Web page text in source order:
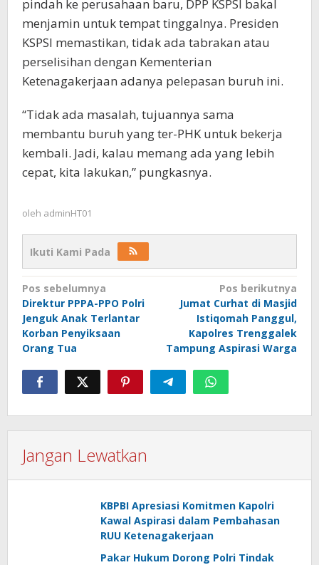
pindah ke perusahaan baru, DPP KSPSI bakal
menjamin untuk tempat tinggalnya. Presiden
KSPSI memastikan, tidak ada tabrakan atau
perselisihan dengan Kementerian
Ketenagakerjaan adanya pelepasan buruh ini.
“Tidak ada masalah, tujuannya sama
membantu buruh yang ter-PHK untuk bekerja
kembali. Jadi, kalau memang ada yang lebih
cepat, kita lakukan,” pungkasnya.
oleh adminHT01
Ikuti Kami Pada
Navigasi
pos
Pos sebelumnya
Direktur PPPA-PPO Polri
Jenguk Anak Terlantar
Korban Penyiksaan
Orang Tua
Pos berikutnya
Jumat Curhat di Masjid
Istiqomah Panggul,
Kapolres Trenggalek
Tampung Aspirasi Warga
Jangan Lewatkan
KBPBI Apresiasi Komitmen Kapolri
Kawal Aspirasi dalam Pembahasan
RUU Ketenagakerjaan
Pakar Hukum Dorong Polri Tindak